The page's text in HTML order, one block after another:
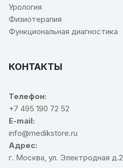
Урология
Физиотерапия
Функциональная диагностика
КОНТАКТЫ
Телефон:
+7 495 190 72 52
E-mail:
info@medikstore.ru
Адрес:
г. Москва, ул. Электродная д.2